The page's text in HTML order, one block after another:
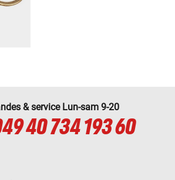
& service Lun-sam 9-20
40 734 193 60